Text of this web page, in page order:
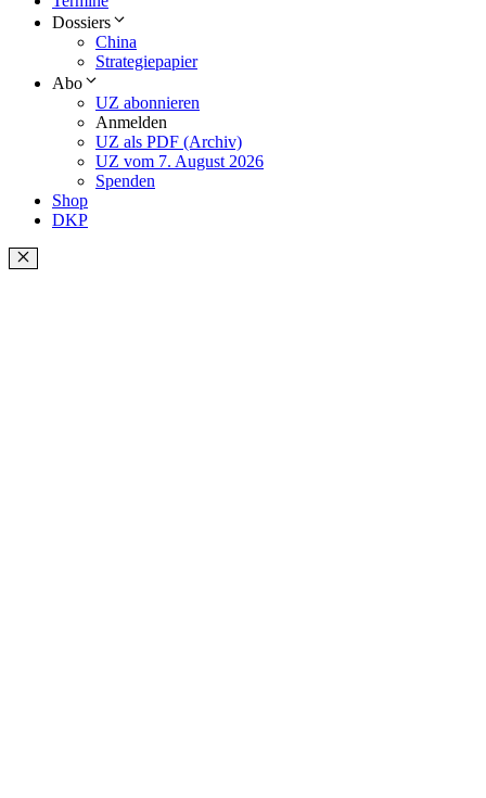
Dossiers
China
Strategiepapier
Abo
UZ abonnieren
Anmelden
UZ als PDF (Archiv)
UZ vom 7. August 2026
Spenden
Shop
DKP
Schließen